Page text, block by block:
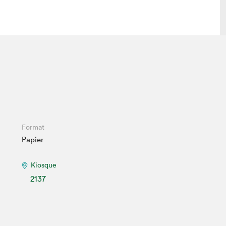
Format
Papier
Kiosque
2137